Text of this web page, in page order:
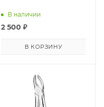
В наличии
2 500 ₽
В КОРЗИНУ